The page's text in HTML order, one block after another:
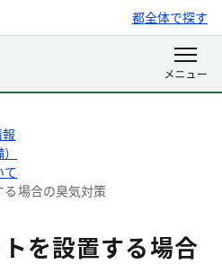
都全体で探す
て
場合の臭気対策
を設置する場合